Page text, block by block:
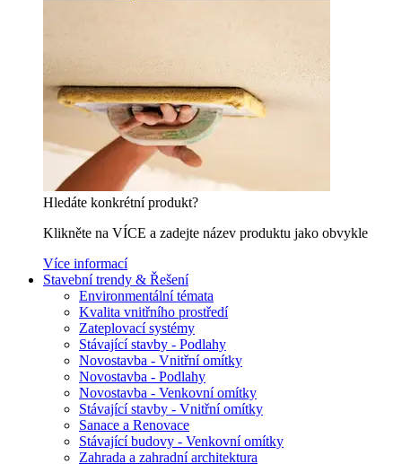
Hledáte konkrétní produkt?
Klikněte na VÍCE a zadejte název produktu jako obvykle
Více informací
Stavební trendy & Řešení
Environmentální témata
Kvalita vnitřního prostředí
Zateplovací systémy
Stávající stavby - Podlahy
Novostavba - Vnitřní omítky
Novostavba - Podlahy
Novostavba - Venkovní omítky
Stávající stavby - Vnitřní omítky
Sanace a Renovace
Stávající budovy - Venkovní omítky
Zahrada a zahradní architektura